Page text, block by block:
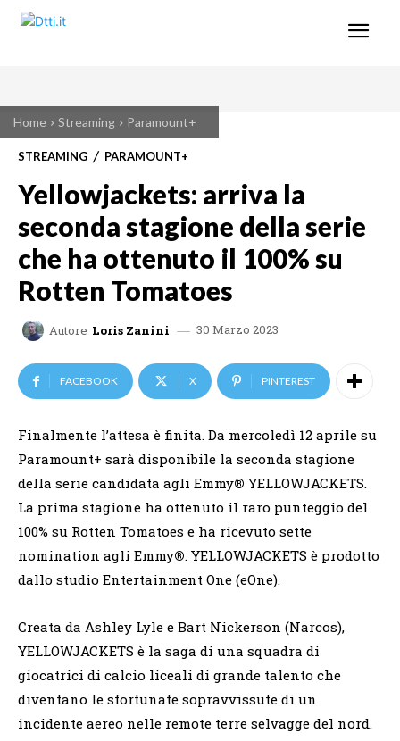
Home Streaming Paramount+
STREAMING PARAMOUNT+
Yellowjackets: arriva la
seconda stagione della serie
che ha ottenuto il 100% su
Rotten Tomatoes
Autore Loris Zanini 30 Marzo 2023
FACEBOOK X PINTEREST
Finalmente l’attesa è finita. Da mercoledì 12 aprile su
Paramount+ sarà disponibile la seconda stagione
della serie candidata agli Emmy® YELLOWJACKETS.
La prima stagione ha ottenuto il raro punteggio del
100% su Rotten Tomatoes e ha ricevuto sette
nomination agli Emmy®. YELLOWJACKETS è prodotto
dallo studio Entertainment One (eOne).
Creata da Ashley Lyle e Bart Nickerson (Narcos),
YELLOWJACKETS è la saga di una squadra di
giocatrici di calcio liceali di grande talento che
diventano le sfortunate sopravvissute di un
incidente aereo nelle remote terre selvagge del nord.